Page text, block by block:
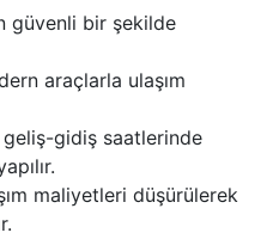
güvenli bir şekilde
araçlarla ulaşım
geliş-gidiş saatlerinde
maliyetleri düşürülerek